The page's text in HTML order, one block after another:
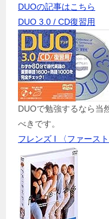
DUOの記事はこちら
DUO 3.0 / CD復習用
DUOで勉強するなら当
べきです。
フレンズ I 〈ファース